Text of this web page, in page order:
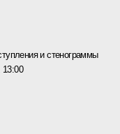
и стенограммы
13:00